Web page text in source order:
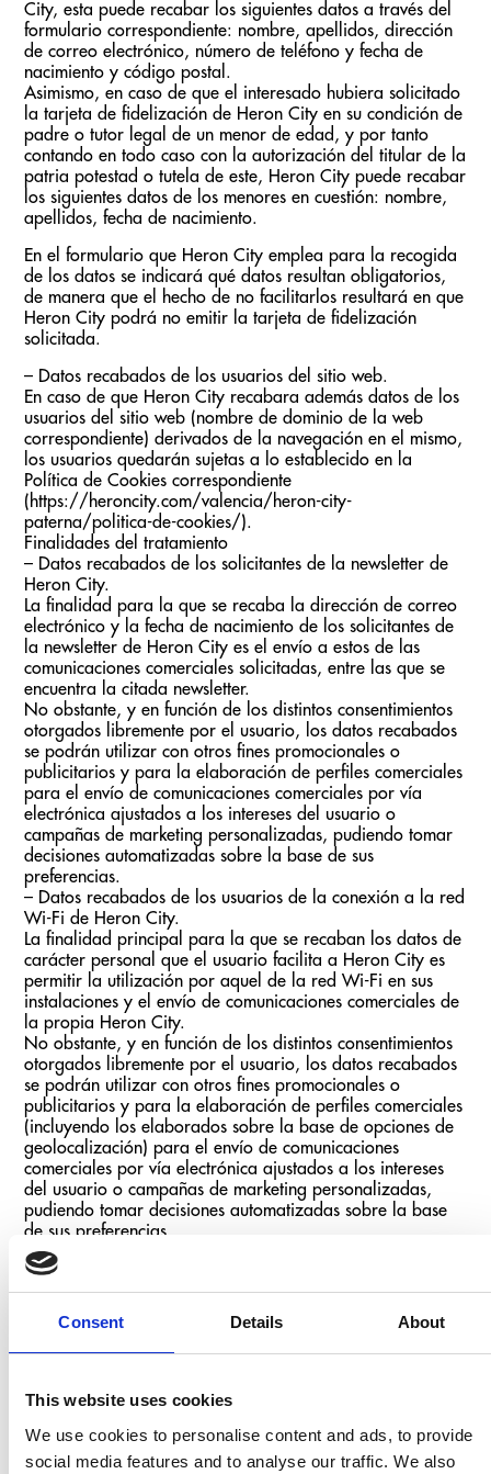
Consent Details About
This website uses cookies
We use cookies to personalise content and ads, to provide
social media features and to analyse our traffic. We also
City, esta puede recabar los siguientes datos a través del
formulario correspondiente: nombre, apellidos, dirección
de correo electrónico, número de teléfono y fecha de
nacimiento y código postal.
Asimismo, en caso de que el interesado hubiera solicitado
la tarjeta de fidelización de Heron City en su condición de
padre o tutor legal de un menor de edad, y por tanto
contando en todo caso con la autorización del titular de la
patria potestad o tutela de este, Heron City puede recabar
los siguientes datos de los menores en cuestión: nombre,
apellidos, fecha de nacimiento.
En el formulario que Heron City emplea para la recogida
de los datos se indicará qué datos resultan obligatorios,
de manera que el hecho de no facilitarlos resultará en que
Heron City podrá no emitir la tarjeta de fidelización
solicitada.
– Datos recabados de los usuarios del sitio web.
En caso de que Heron City recabara además datos de los
usuarios del sitio web (nombre de dominio de la web
correspondiente) derivados de la navegación en el mismo,
los usuarios quedarán sujetas a lo establecido en la
Política de Cookies correspondiente
(https://heroncity.com/valencia/heron-city-
paterna/politica-de-cookies/).
Finalidades del tratamiento
– Datos recabados de los solicitantes de la newsletter de
Heron City.
La finalidad para la que se recaba la dirección de correo
electrónico y la fecha de nacimiento de los solicitantes de
la newsletter de Heron City es el envío a estos de las
comunicaciones comerciales solicitadas, entre las que se
encuentra la citada newsletter.
No obstante, y en función de los distintos consentimientos
otorgados libremente por el usuario, los datos recabados
se podrán utilizar con otros fines promocionales o
publicitarios y para la elaboración de perfiles comerciales
para el envío de comunicaciones comerciales por vía
electrónica ajustados a los intereses del usuario o
campañas de marketing personalizadas, pudiendo tomar
decisiones automatizadas sobre la base de sus
preferencias.
– Datos recabados de los usuarios de la conexión a la red
Wi-Fi de Heron City.
La finalidad principal para la que se recaban los datos de
carácter personal que el usuario facilita a Heron City es
permitir la utilización por aquel de la red Wi-Fi en sus
instalaciones y el envío de comunicaciones comerciales de
la propia Heron City.
No obstante, y en función de los distintos consentimientos
otorgados libremente por el usuario, los datos recabados
se podrán utilizar con otros fines promocionales o
publicitarios y para la elaboración de perfiles comerciales
(incluyendo los elaborados sobre la base de opciones de
geolocalización) para el envío de comunicaciones
comerciales por vía electrónica ajustados a los intereses
del usuario o campañas de marketing personalizadas,
pudiendo tomar decisiones automatizadas sobre la base
de sus preferencias.
– Datos recabados de los solicitantes de tarjetas de
fidelización de Heron City
carácter personal que el usuario facilita a Heron City es la
gestión de las prestaciones asociadas a la condición de
envío de comunicaciones comerciales de la propia Heron
No obstante, y en función de los distintos consentimientos
otorgados libremente por el usuario, los datos recabados